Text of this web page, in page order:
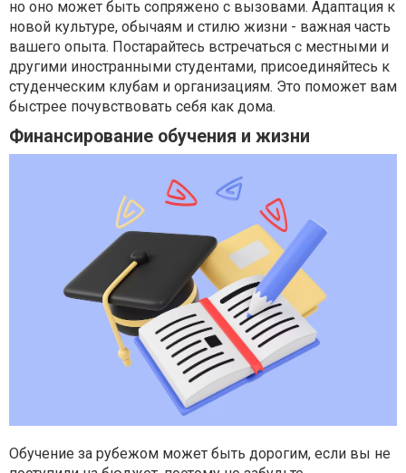
но оно может быть сопряжено с вызовами. Адаптация к
новой культуре, обычаям и стилю жизни - важная часть
вашего опыта. Постарайтесь встречаться с местными и
другими иностранными студентами, присоединяйтесь к
студенческим клубам и организациям. Это поможет вам
быстрее почувствовать себя как дома.
Финансирование обучения и жизни
Обучение за рубежом может быть дорогим, если вы не